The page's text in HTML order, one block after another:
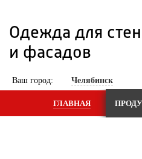
Одежда для стен
и фасадов
Ваш город: Челябинск
ГЛАВНАЯ